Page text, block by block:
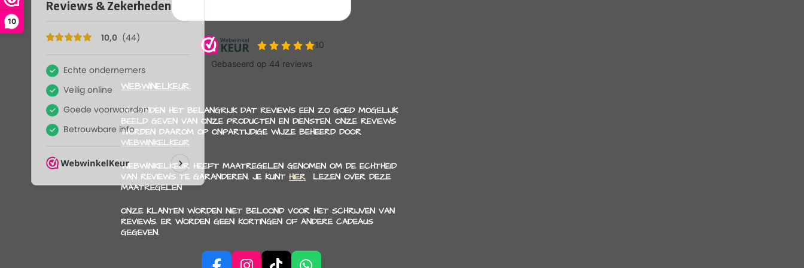
10
WEBWINELKEUR.
WIJ VINDEN HET BELANGRIJK DAT REVIEWS EEN ZO GOED MOGELIJK
BEELD GEVEN VAN ONZE PRODUCTEN EN DIENSTEN. ONZE REVIEWS
WORDEN DAAROM OP ONPARTIJDIGE WIJZE BEHEERD DOOR
WEBWINKELKEUR
WEBWINKELKEUR HEEFT MAATREGELEN GENOMEN OM DE ECHTHEID
VAN REVIEWS TE GARANDEREN. JE KUNT HIER LEZEN OVER DEZE
MAATREGELEN
ONZE KLANTEN WORDEN NIET BELOOND VOOR HET SCHRIJVEN VAN
REVIEWS. ER WORDEN GEEN KORTINGEN OF ANDERE CADEAUS
GEGEVEN.